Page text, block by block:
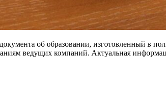
документа об образовании, изготовленный в
ведущих компаний. Актуальная